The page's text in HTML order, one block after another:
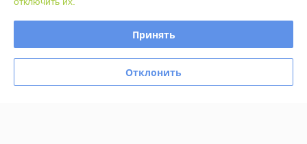
Сайт создан на платформе Deal.by
Принять
Отклонить